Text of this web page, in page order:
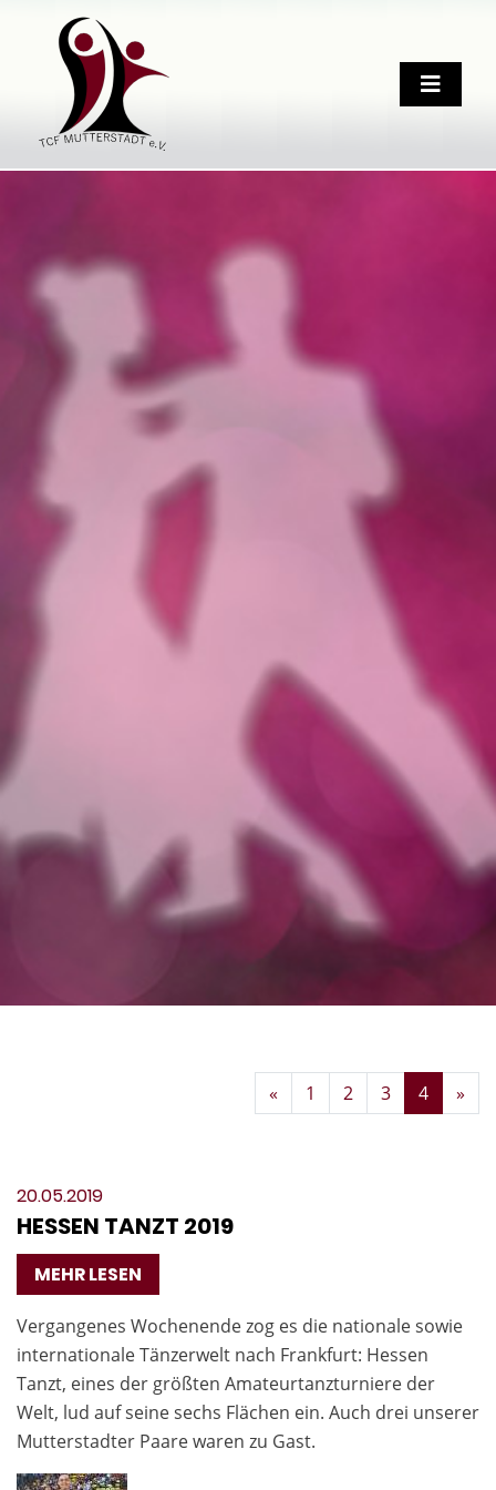
« Zurück
1 2 3 4 »
20.05.2019
HESSEN TANZT 2019
MEHR LESEN
Vergangenes Wochenende zog es die nationale sowie
internationale Tänzerwelt nach Frankfurt: Hessen
Tanzt, eines der größten Amateurtanzturniere der
Welt, lud auf seine sechs Flächen ein. Auch drei unserer
Mutterstadter Paare waren zu Gast.